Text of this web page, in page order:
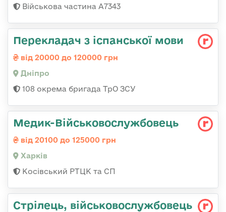
Військова частина А7343
Перекладач з іспанської мови
від 20000 до 120000 грн
Дніпро
108 окрема бригада ТрО ЗСУ
Медик-Військовослужбовець
від 20100 до 125000 грн
Харків
Косівський РТЦК та СП
Стрілець, військовослужбовець